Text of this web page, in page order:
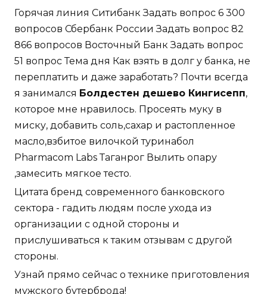
Горячая линия Ситибанк Задать вопрос 6 300
вопросов Сбербанк России Задать вопрос 82
866 вопросов Восточный Банк Задать вопрос
51 вопрос Тема дня Как взять в долг у банка, не
переплатить и даже заработать? Почти всегда
я занимался Болдестен дешево Кингисепп,
которое мне нравилось. Просеять муку в
миску, добавить соль,сахар и растопленное
масло,взбитое вилочкой туринабол
Pharmacom Labs Таганрог Вылить опару
,замесить мягкое тесто.
Цитата бренд современного банковского
сектора - гадить людям после ухода из
организации с одной стороны и
прислушиваться к таким отзывам с другой
стороны.
Узнай прямо сейчас о технике приготовления
мужского бутерброда!